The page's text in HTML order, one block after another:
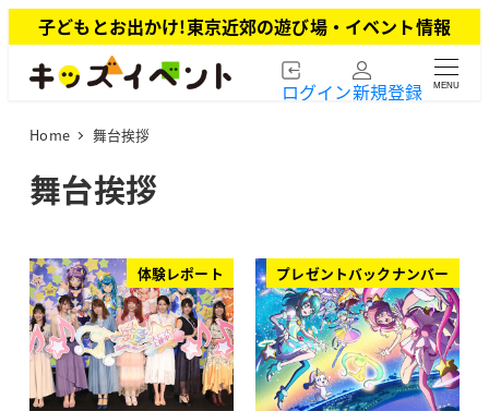
イ
子どもとお出かけ!東京近郊の遊び場・イベント情報
ログイン新規登録 MENU
Home 舞台挨拶
舞台挨拶
体験レポート プレゼントバックナンバー